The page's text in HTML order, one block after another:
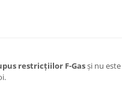
restricțiilor F-Gasși nu este